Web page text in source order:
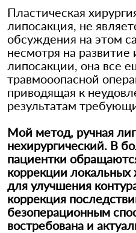
Пластическая
липосакция, не
обсуждения на этом
несмотря на
липосакции, она все
травмооопасной
приводящая к
результатам
Мой метод, ручная
нехирургический. В
пациентки
коррекции
для улучшения
коррекция
безоперационным
востребована и